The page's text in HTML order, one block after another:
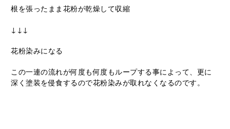
根を張ったまま花粉が乾燥して収縮
↓↓↓
花粉染みになる
この一連の流れが何度も何度もループする事によって、更に
深く塗装を侵食するので花粉染みが取れなくなるのです。